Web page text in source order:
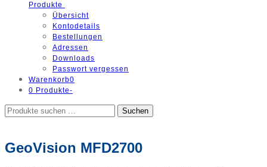
Produkte
Übersicht
Kontodetails
Bestellungen
Adressen
Downloads
Passwort vergessen
Warenkorb0
0 Produkte-
Suchen
nach:
Suchen
GeoVision MFD2700